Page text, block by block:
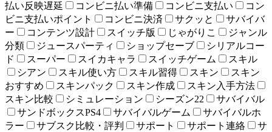
払い反映遅延
コンビニ払い準備 コンビニ支払い
コン
ビニ支払いポイント
コンビニ決済 サクッと
サバイバ
ー
コンテンツ設計 スイッチ版 じゃがりこ
ジャンル
分類
ジュースパーティ ショップセーブ
シリアルコー
ド
スーパー スイカキャラ スイッチゲーム
スキル
シアン
スキル使い方 スキル習得 スキン
スキン
おすすめ
スキンパック スキン作成
スキン入手方法
スキン比較
シミュレーション シーズン22
サバイバル
サンドボックスPS4
サバイバルゲーム
サバイバルホ
ラー
サブスク比較・評判 サポート サポート連絡
サ